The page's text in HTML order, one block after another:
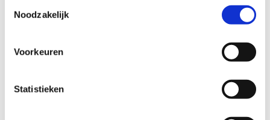
Noodzakelijk
Voorkeuren
Statistieken
Plaatsing van tenten
Huisdieren zijn enkel toegestaan indien vooraf vermeld op
het aanvraagformulier en moeten steeds aan de leiband